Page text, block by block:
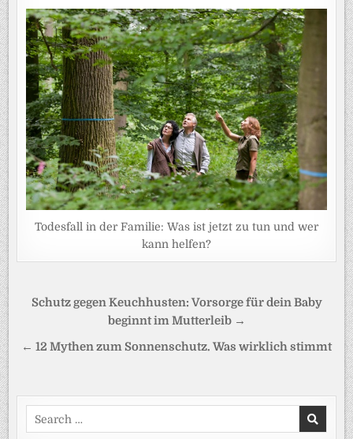
Todesfall in der Familie: Was ist jetzt zu tun und wer
kann helfen?
Beitragsnavigation
Schutz gegen Keuchhusten: Vorsorge für dein Baby
beginnt im Mutterleib →
← 12 Mythen zum Sonnenschutz. Was wirklich stimmt
Search
for: